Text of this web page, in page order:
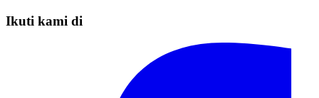
Ikuti kami di